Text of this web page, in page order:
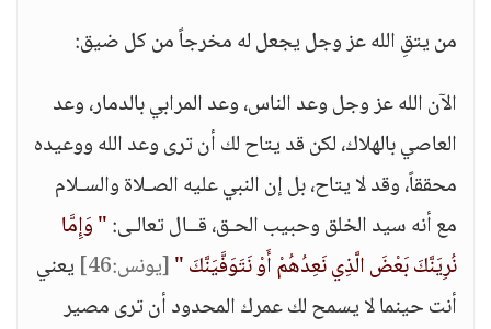
من يتقِ الله عز وجل يجعل له مخرجاً من كل ضيق:
الآن الله عز وجل وعد الناس، وعد المرابي بالدمار، وعد
العاصي بالهلاك، لكن قد يتاح لك أن ترى وعد الله ووعيده
محققاً، وقد لا يتاح، بل إن النبي عليه الصـلاة والسـلام
مع أنه سيد الخلق وحبيب الحـق، قــال تعالـى:" وَإِمَّا
نُرِيَنَّكَ بَعْضَ الَّذِي نَعِدُهُمْ أَوْ نَتَوَفَّيَنَّكَ "[يونس:46]
يعني
أنت حينما لا يسمح لك عمرك المحدود أن ترى مصير